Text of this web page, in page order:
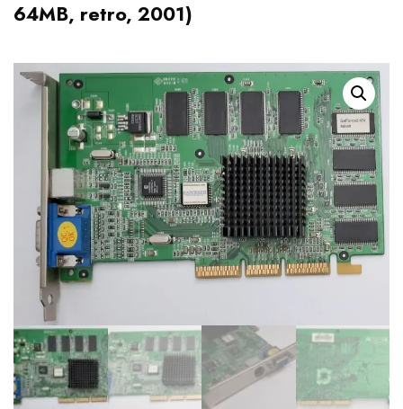
64MB, retro, 2001)